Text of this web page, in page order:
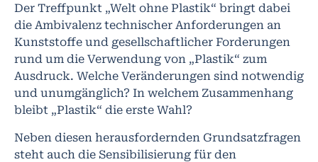
Der Treffpunkt „Welt ohne Plastik“ bringt dabei
die Ambivalenz technischer Anforderungen an
Kunststoffe und gesellschaftlicher Forderungen
rund um die Verwendung von „Plastik“ zum
Ausdruck. Welche Veränderungen sind notwendig
und unumgänglich? In welchem Zusammenhang
bleibt „Plastik“ die erste Wahl?
Neben diesen herausfordernden Grundsatzfragen
steht auch die Sensibilisierung für den